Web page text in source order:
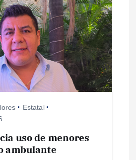
Estatal
uso de menores
ambulante